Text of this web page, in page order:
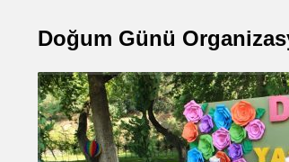
Doğum Günü